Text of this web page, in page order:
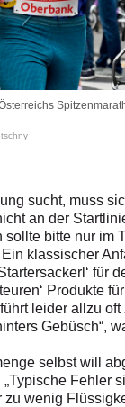
sucht, muss
an der
sollte bitte nur im
klassischer
für
Produkte
leider allzu oft
Gebüsch“,
selbst will
Fehler
zu wenig